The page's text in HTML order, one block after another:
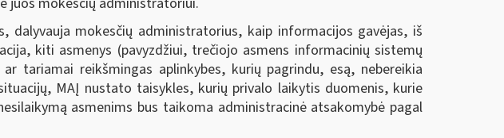
dalyvauja mokesčių administratorius, kaip informacijos gavėjas, iš
kiti asmenys (pavyzdžiui, trečiojo asmens informacinių sistemų
tariamai reikšmingas aplinkybes, kurių pagrindu, esą, nebereikia
MAĮ nustato taisykles, kurių privalo laikytis duomenis, kurie
asmenims bus taikoma administracinė atsakomybė pagal